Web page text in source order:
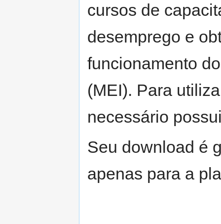
cursos de
desemprego e
funcionamento
(MEI). Para
necessário
Seu download é
apenas para a